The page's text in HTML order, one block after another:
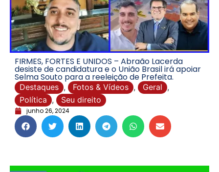
FIRMES, FORTES E UNIDOS – Abraão Lacerda
desiste de candidatura e o União Brasil irá apoiar
Selma Souto para a reeleição de Prefeita.
Destaques , Fotos & Vídeos , Geral ,
Política , Seu direito
junho 26, 2024